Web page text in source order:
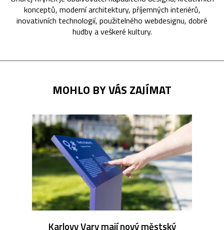
konceptů, moderní architektury, příjemných interiérů,
inovativních technologií, použitelného webdesignu, dobré
hudby a veškeré kultury.
MOHLO BY VÁS ZAJÍMAT
Karlovy Vary mají nový městský